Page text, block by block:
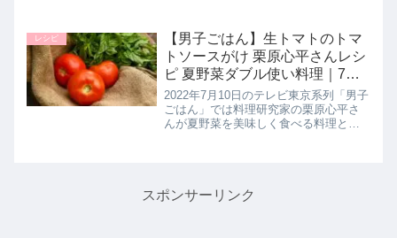
く紹介します。笠原流の焼きトウモロ
コシは断面を焼くことで、焼いて...
レシピ
【男子ごはん】生トマトのトマ
トソースがけ 栗原心平さんレシ
ピ 夏野菜ダブル使い料理｜7月
10日
2022年7月10日のテレビ東京系列「男子
ごはん」では料理研究家の栗原心平さ
んが夏野菜を美味しく食べる料理とし
スポンサーリンク